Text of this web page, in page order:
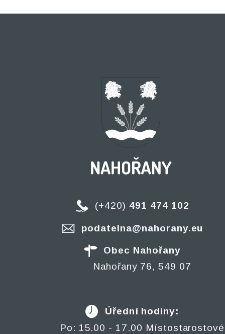
(+420) 491 474 102
podatelna@nahorany.eu
Obec Nahořany
Nahořany 76, 549 07
Úřední hodiny:
Po: 15.00 - 17.00 Místostarostové